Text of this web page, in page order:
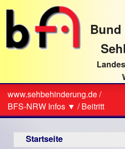
direkt
Textinhalt
Sie
sind
hier
www.sehbehinderung.de/
BFS-NRW Infos ▼ /Beitritt
Startseite